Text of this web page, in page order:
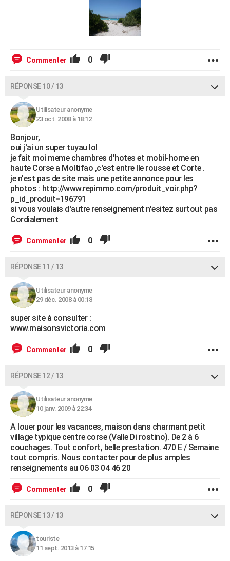
Commenter 0
RÉPONSE 10 / 13
Utilisateur anonyme
23 oct. 2008 à 18:12
Bonjour,
oui j'ai un super tuyau lol
je fait moi meme chambres d'hotes et mobil-home en
haute Corse a Moltifao ,c'est entre Ile rousse et Corte .
je n'est pas de site mais une petite annonce pour les
photos : http://www.repimmo.com/produit_voir.php?
p_id_produit=196791
si vous voulais d'autre renseignement n'esitez surtout pas
Cordialement
Commenter 0
RÉPONSE 11 / 13
Utilisateur anonyme
29 déc. 2008 à 00:18
super site à consulter :
www.maisonsvictoria.com
Commenter 0
RÉPONSE 12 / 13
Utilisateur anonyme
10 janv. 2009 à 22:34
A louer pour les vacances, maison dans charmant petit
village typique centre corse (Valle Di rostino). De 2 à 6
couchages. Tout confort, belle prestation. 470 E / Semaine
tout compris. Nous contacter pour de plus amples
renseignements au 06 03 04 46 20
Commenter 0
RÉPONSE 13 / 13
touriste
11 sept. 2013 à 17:15